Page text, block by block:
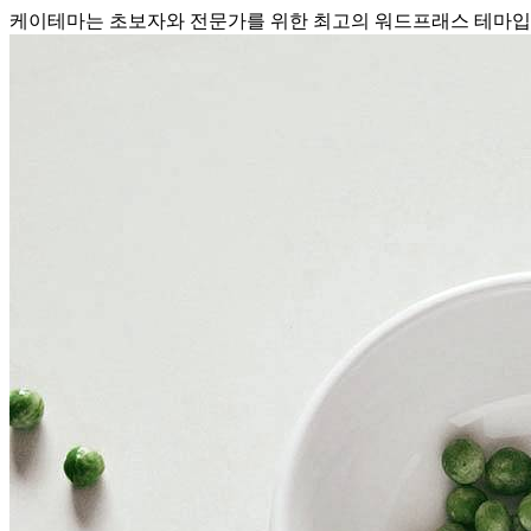
케이테마는 초보자와 전문가를 위한 최고의 워드프래스 테마